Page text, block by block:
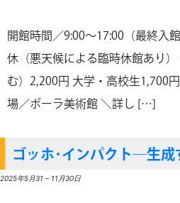
開館時間／9:00～17:00（最終入
休（悪天候による臨時休館あり
む）2,200円 大学・高校生1,700
場／ポーラ美術館 ＼詳し […]
ゴッホ･インパクト―生成
2025年5月31 – 11月30日